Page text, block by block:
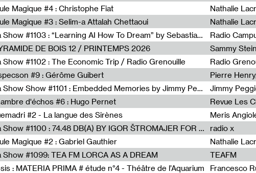
Magique #4 : Christophe Fiat Nathalie
Magique #3 : Selim-a Attalah Chettaoui Nathalie
Radia Show #1103 : “Learning AI How To Dream” by Sebastian Dingens (Radio Campus Bruxelles) Radio
DE BOIS 12 / PRINTEMPS 2026 Sammy Stein
Show #1102 : The Economic Trip / Radio Grenouille Radio
#9 : Gérôme Guibert Pierre
Radia Show Show #1101 : Embedded Memories by Jimmy Peggie / radioart106 Jimmy
d'échos #6 : Hugo Pernet Revue Les
#2 - La langue des Sirènes Meris
Radia Show #1100 : 74.48 DB(A) BY IGOR ŠTROMAJER FOR RADIO X radio x
Magique #2 : Gabriel Gauthier Nathalie
Show #1099: TEA FM LORCA AS A DREAM TEAFM
: MATERIA PRIMA # étude n°4 - Théâtre de l’Aquarium Francesco